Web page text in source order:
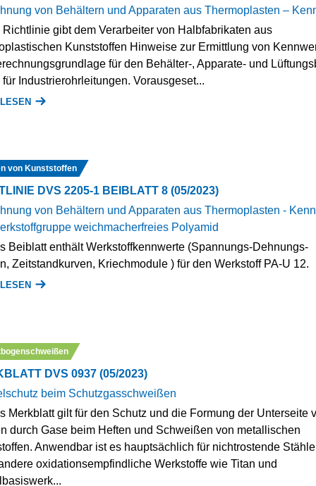
von Behältern und Apparaten aus Thermoplasten –
gibt dem Verarbeiter von Halbfabrikaten aus
Kunststoffen Hinweise zur Ermittlung von
für den Behälter-, Apparate- und
Industrierohrleitungen. Vorausgeset...
von Kunststoffen
DVS 2205-1 BEIBLATT 8 (05/2023)
von Behältern und Apparaten aus Thermoplasten -
weichmacherfreies Polyamid
Beiblatt enthält Werkstoffkennwerte (Spannungs-Dehnungs-
Zeitstandkurven, Kriechmodule ) für den Werkstoff PA-U 12.
DVS 0937 (05/2023)
beim Schutzgasschweißen
Merkblatt gilt für den Schutz und die Formung der Unterseite
durch Gase beim Heften und Schweißen von metallischen
Anwendbar ist es hauptsächlich für nichtrostende
oxidationsempfindliche Werkstoffe wie Titan und